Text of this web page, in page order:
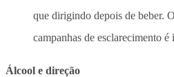
que dirigindo depois de beber.
campanhas de esclarecimento
Álcool e direção